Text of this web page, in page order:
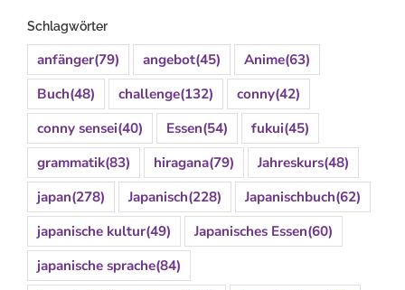
Schlagwörter
anfänger(79) angebot(45) Anime(63)
Buch(48) challenge(132) conny(42)
conny sensei(40) Essen(54) fukui(45)
grammatik(83) hiragana(79) Jahreskurs(48)
japan(278) Japanisch(228) Japanischbuch(62)
japanische kultur(49) Japanisches Essen(60)
japanische sprache(84)